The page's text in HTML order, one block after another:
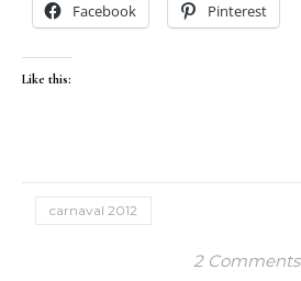
Facebook Pinterest
Like this:
carnaval 2012
2 Comments